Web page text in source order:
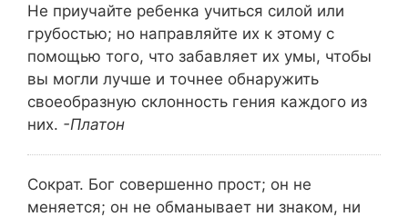
Не приучайте ребенка учиться силой или
грубостью; но направляйте их к этому с
помощью того, что забавляет их умы, чтобы
вы могли лучше и точнее обнаружить
своеобразную склонность гения каждого из
них. -Платон
Сократ. Бог совершенно прост; он не
меняется; он не обманывает ни знаком, ни